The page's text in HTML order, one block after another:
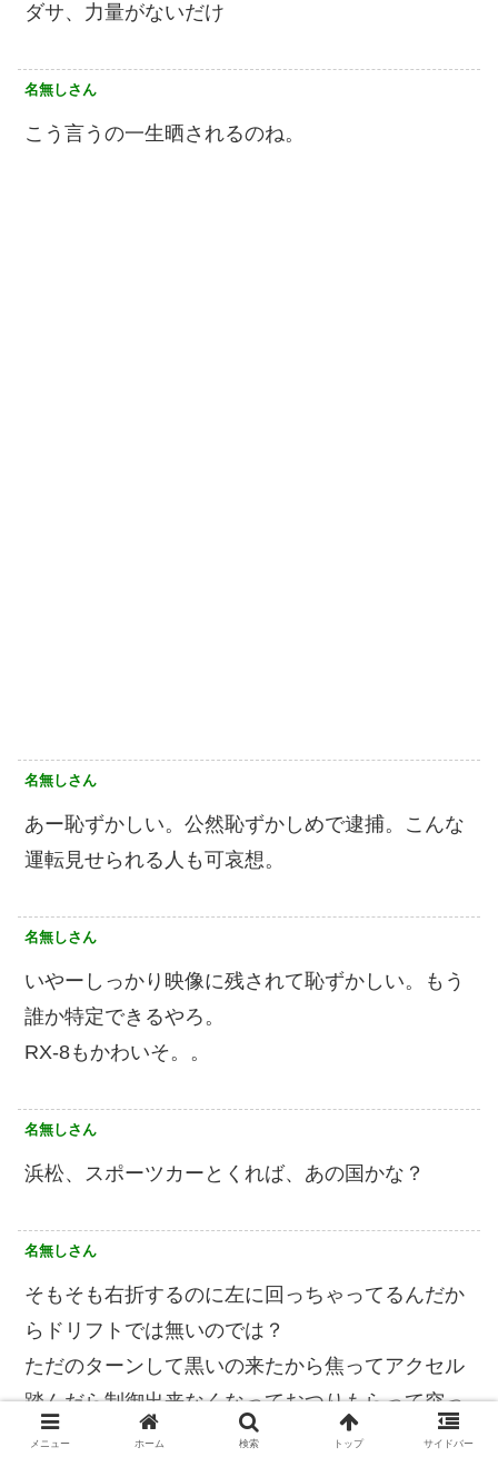
ダサ、力量がないだけ
名無しさん
こう言うの一生晒されるのね。
名無しさん
あー恥ずかしい。公然恥ずかしめで逮捕。こんな
運転見せられる人も可哀想。
名無しさん
いやーしっかり映像に残されて恥ずかしい。もう
誰か特定できるやろ。
RX-8もかわいそ。。
名無しさん
浜松、スポーツカーとくれば、あの国かな？
名無しさん
そもそも右折するのに左に回っちゃってるんだか
らドリフトでは無いのでは？
ただのターンして黒いの来たから焦ってアクセル
踏んだら制御出来なくなっておつりもらって突っ
込んだ。カッコ悪い
メニュー ホーム 検索 トップ サイドバー